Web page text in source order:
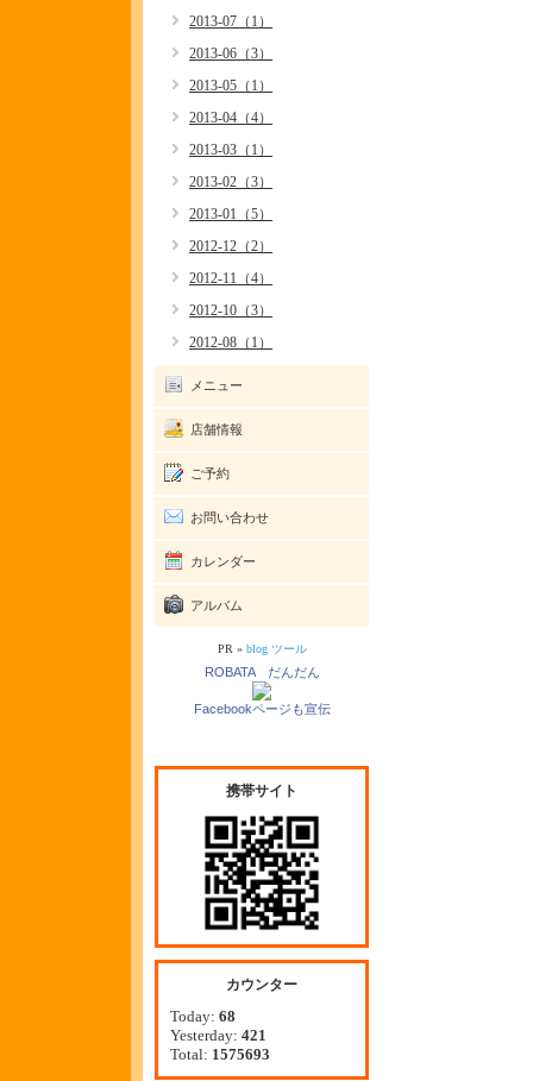
2013-07（1）
2013-06（3）
2013-05（1）
2013-04（4）
2013-03（1）
2013-02（3）
2013-01（5）
2012-12（2）
2012-11（4）
2012-10（3）
2012-08（1）
メニュー
店舗情報
ご予約
お問い合わせ
カレンダー
アルバム
PR » blog ツール
ROBATA だんだん
Facebookページも宣伝
携帯サイト
カウンター
Today: 68
Yesterday: 421
Total: 1575693